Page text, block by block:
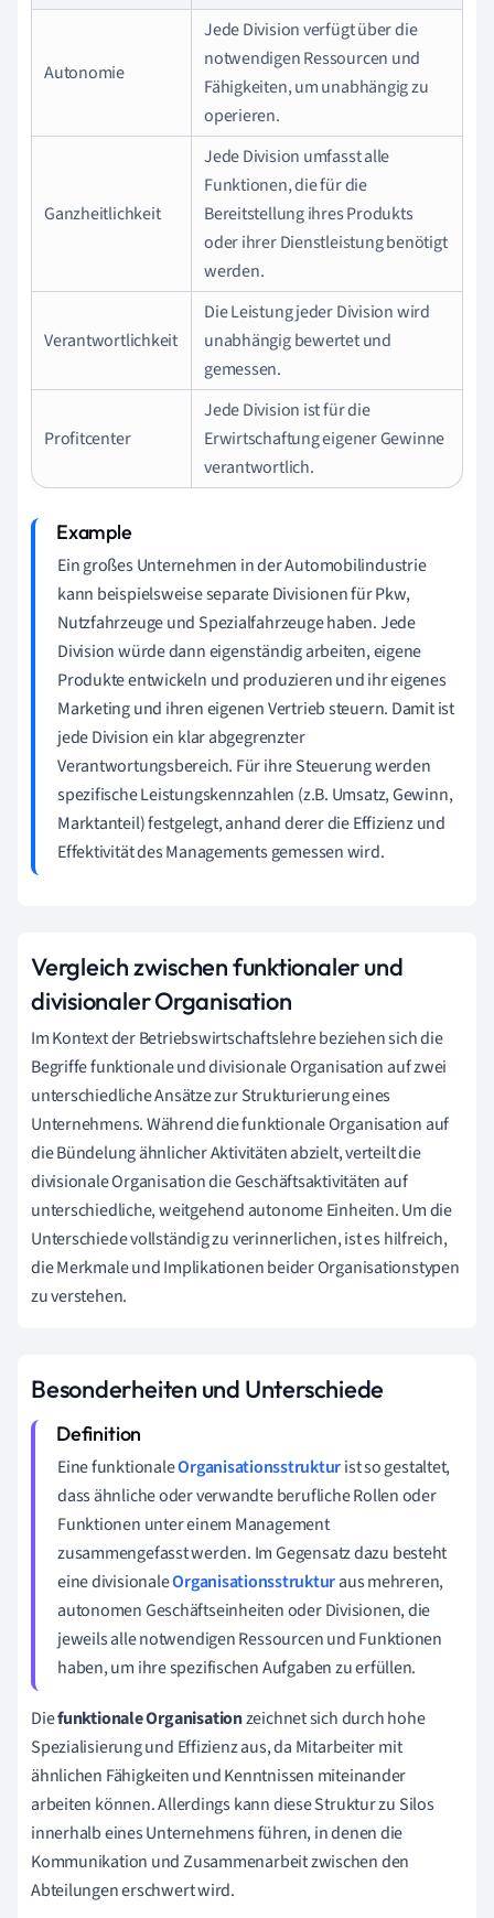
Autonomie
Jede Division verfügt über die
notwendigen Ressourcen und
Fähigkeiten, um unabhängig zu
operieren.
Ganzheitlichkeit
Jede Division umfasst alle
Funktionen, die für die
Bereitstellung ihres Produkts
oder ihrer Dienstleistung benötigt
werden.
Verantwortlichkeit
Die Leistung jeder Division wird
unabhängig bewertet und
gemessen.
Profitcenter
Jede Division ist für die
Erwirtschaftung eigener Gewinne
verantwortlich.
Ein großes Unternehmen in der Automobilindustrie
kann beispielsweise separate Divisionen für Pkw,
Nutzfahrzeuge und Spezialfahrzeuge haben. Jede
Division würde dann eigenständig arbeiten, eigene
Produkte entwickeln und produzieren und ihr eigenes
Marketing und ihren eigenen Vertrieb steuern. Damit ist
jede Division ein klar abgegrenzter
Verantwortungsbereich. Für ihre Steuerung werden
spezifische Leistungskennzahlen (z.B. Umsatz, Gewinn,
Marktanteil) festgelegt, anhand derer die Effizienz und
Effektivität des Managements gemessen wird.
Vergleich zwischen funktionaler und
divisionaler Organisation
Im Kontext der Betriebswirtschaftslehre beziehen sich die
Begriffe funktionale und divisionale Organisation auf zwei
unterschiedliche Ansätze zur Strukturierung eines
Unternehmens. Während die funktionale Organisation auf
die Bündelung ähnlicher Aktivitäten abzielt, verteilt die
divisionale Organisation die Geschäftsaktivitäten auf
unterschiedliche, weitgehend autonome Einheiten. Um die
Unterschiede vollständig zu verinnerlichen, ist es hilfreich,
die Merkmale und Implikationen beider Organisationstypen
zu verstehen.
Besonderheiten und Unterschiede
Eine funktionaleOrganisationsstrukturist so gestaltet,
dass ähnliche oder verwandte berufliche Rollen oder
Funktionen unter einem Management
zusammengefasst werden. Im Gegensatz dazu besteht
eine divisionaleOrganisationsstrukturaus mehreren,
autonomen Geschäftseinheiten oder Divisionen, die
jeweils alle notwendigen Ressourcen und Funktionen
haben, um ihre spezifischen Aufgaben zu erfüllen.
Diefunktionale Organisationzeichnet sich durch hohe
Spezialisierung und Effizienz aus, da Mitarbeiter mit
ähnlichen Fähigkeiten und Kenntnissen miteinander
arbeiten können. Allerdings kann diese Struktur zu Silos
innerhalb eines Unternehmens führen, in denen die
Kommunikation und Zusammenarbeit zwischen den
Abteilungen erschwert wird.